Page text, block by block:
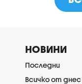
НОВИНИ
Последни
Всичко от днес